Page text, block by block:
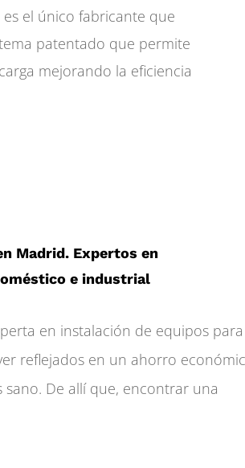
el único fabricante que
patentado que permite
mejorando la eficiencia
Madrid. Expertos en
e industrial
en instalación de equipos para
reflejados en un ahorro
De allí que, encontrar una